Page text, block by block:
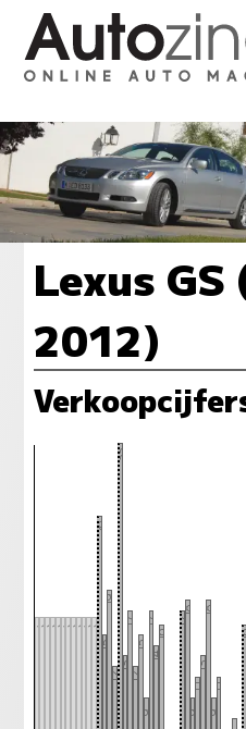
Lexus
2012)
17
17
17
17
17
17
17
17
17
17
17
17
26
15
19
12
33
13
17
12
15
9
17
14
16
17
18
9
11
13
18
9
11
16